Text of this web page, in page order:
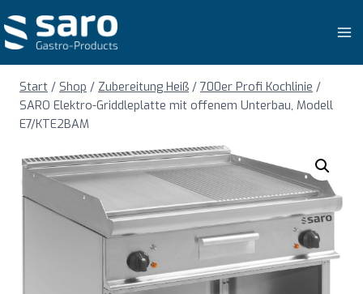
Inhalt
springen
Start / Shop / Zubereitung Heiß / 700er Profi Kochlinie /
SARO Elektro-Griddleplatte mit offenem Unterbau, Modell
E7/KTE2BAM